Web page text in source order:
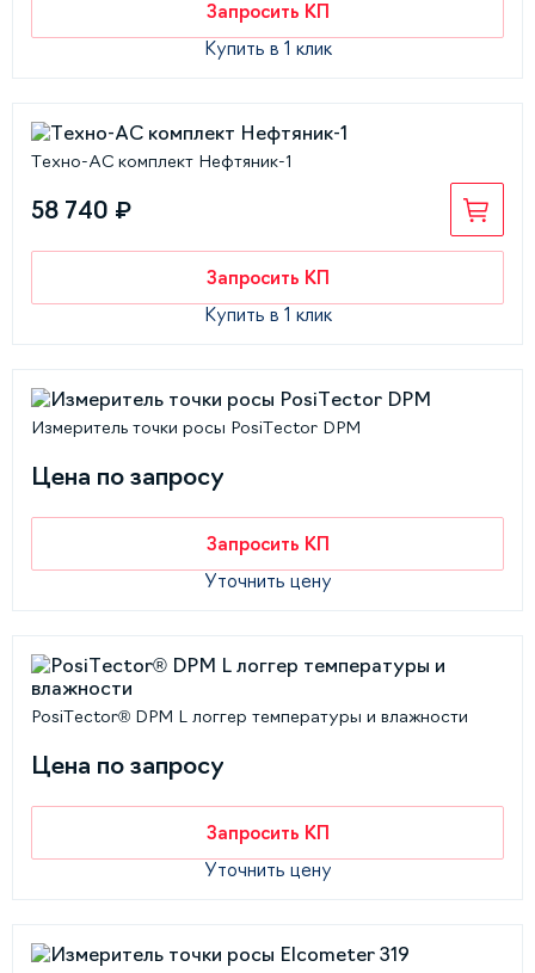
Запросить КП
Купить в 1 клик
Техно-АС комплект Нефтяник-1
58 740 ₽
Запросить КП
Купить в 1 клик
Измеритель точки росы PosiTector DPM
Цена по запросу
Запросить КП
Уточнить цену
PosiTector® DPM L логгер температуры и влажности
Цена по запросу
Запросить КП
Уточнить цену